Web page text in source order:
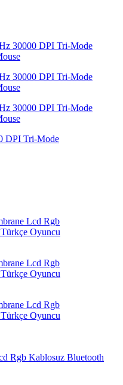
DPI Tri-Mode
Rgb Kablosuz Bluetooth